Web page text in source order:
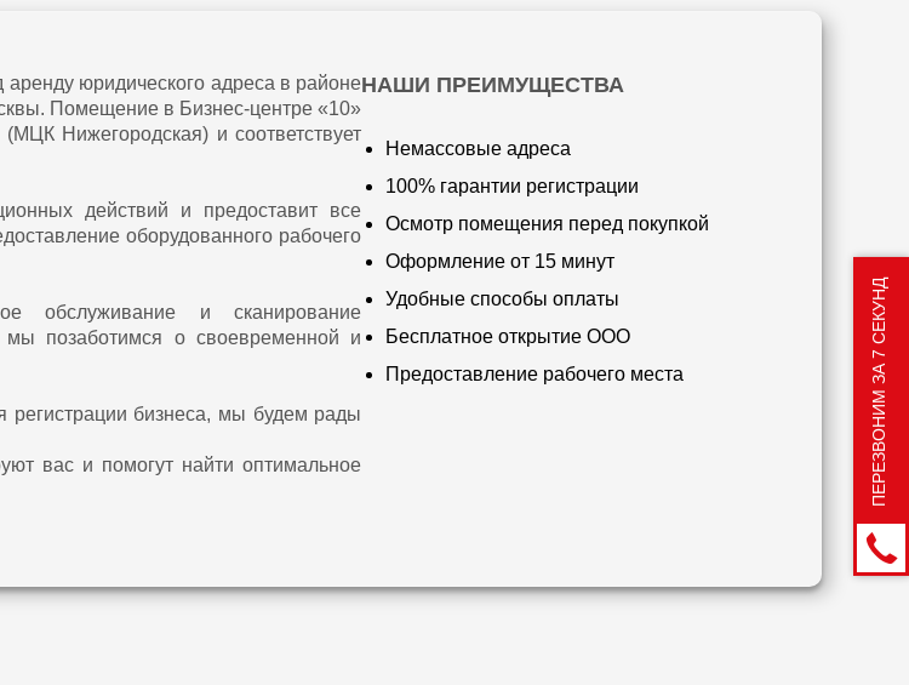
юридического адреса в районе
Помещение в Бизнес-центре «10»
Нижегородская) и соответствует
действий и предоставит все
оборудованного рабочего
обслуживание и сканирование
мы позаботимся о своевременной и
бизнеса, мы будем рады
вас и помогут найти оптимальное
НАШИ ПРЕИМУЩЕСТВА
Немассовые адреса
100% гарантии регистрации
Осмотр помещения перед покупкой
Оформление от 15 минут
Удобные способы оплаты
Бесплатное открытие ООО
Предоставление рабочего места
ПЕРЕЗВОНИМ ЗА 7 СЕКУНД